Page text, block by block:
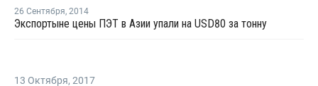
26 Сентября, 2014
Экспортыне цены ПЭТ в Азии упали на USD80 за тонну
13 Октября, 2017